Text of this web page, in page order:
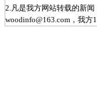
2.凡是我方网站转载的新
woodinfo@163.com，我方